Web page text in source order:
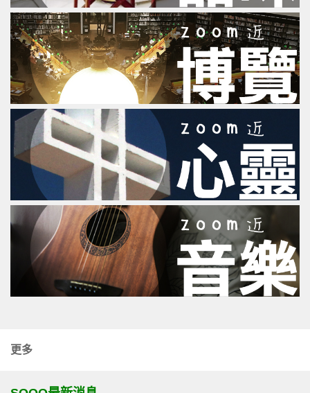
更多